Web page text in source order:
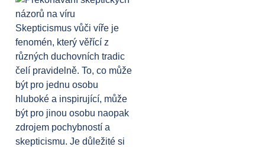
Skepticismus vůči víře je
fenomén, který věřící z
různých duchovních tradic
čelí pravidelně. To, co může
být pro jednu osobu
hluboké a inspirující, může
být pro jinou osobu naopak
zdrojem pochybností a
skepticismu. Je důležité si